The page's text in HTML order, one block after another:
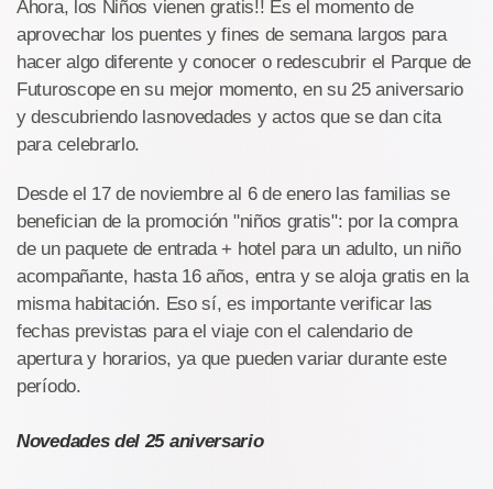
Ahora, los Niños vienen gratis!! Es el momento de
aprovechar los puentes y fines de semana largos para
hacer algo diferente y conocer o redescubrir el Parque de
Futuroscope en su mejor momento, en su 25 aniversario
y descubriendo lasnovedades y actos que se dan cita
para celebrarlo.
Desde el 17 de noviembre al 6 de enero las familias se
benefician de la promoción "niños gratis": por la compra
de un paquete de entrada + hotel para un adulto, un niño
acompañante, hasta 16 años, entra y se aloja gratis en la
misma habitación. Eso sí, es importante verificar las
fechas previstas para el viaje con el calendario de
apertura y horarios, ya que pueden variar durante este
período.
Novedades del 25 aniversario